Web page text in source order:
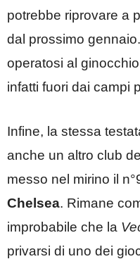
potrebbe riprovare a
dal prossimo
operatosi al
infatti fuori dai campi
Infine, la stessa
anche un altro club
messo nel mirino il
Chelsea. Rimane
improbabile che la
privarsi di uno dei